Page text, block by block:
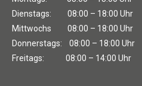
Dienstags: 08:00 – 18:00 Uhr
Mittwochs 08:00 – 18:00 Uhr
Donnerstags: 08:00 – 18:00 Uhr
Freitags: 08:00 – 14:00 Uhr